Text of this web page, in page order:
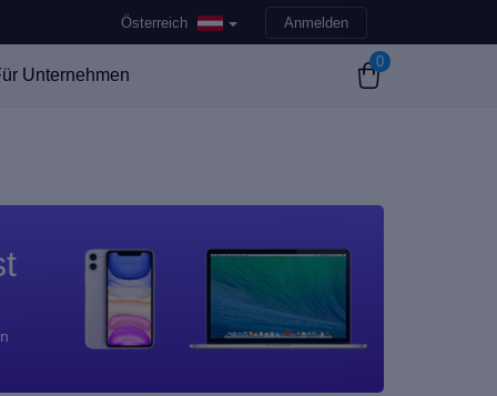
Österreich Anmelden
Unternehmen
0